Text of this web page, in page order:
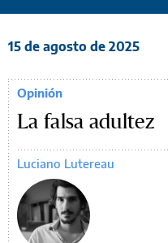
15 de agosto de 2025
Opinión
La falsa adultez
Luciano Lutereau